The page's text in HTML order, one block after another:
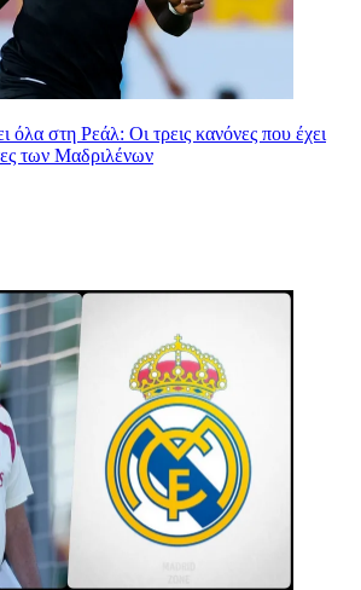
όλα στη Ρεάλ: Οι τρεις κανόνες που έχει
των Μαδριλένων